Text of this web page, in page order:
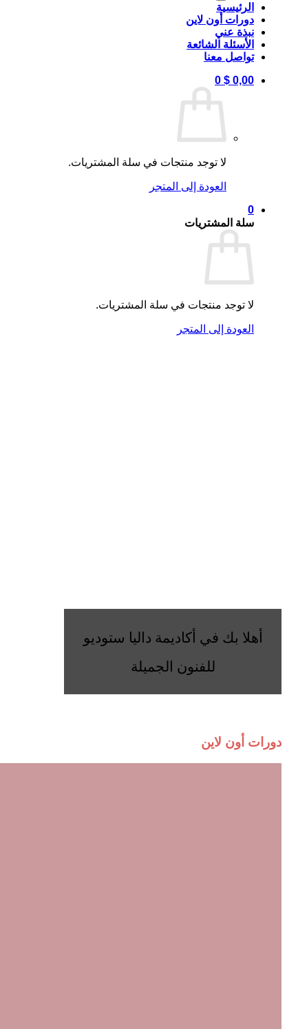
الرئيسية
دورات أون لاين
نبذة عني
الأسئلة الشائعة
تواصل معنا
$ 0,00
0
لا توجد منتجات في سلة المشتريات.
العودة إلى المتجر
0
سلة المشتريات
لا توجد منتجات في سلة المشتريات.
العودة إلى المتجر
أهلا بك في أكاديمة داليا ستوديو
للفنون الجميلة
دورات أون لاين